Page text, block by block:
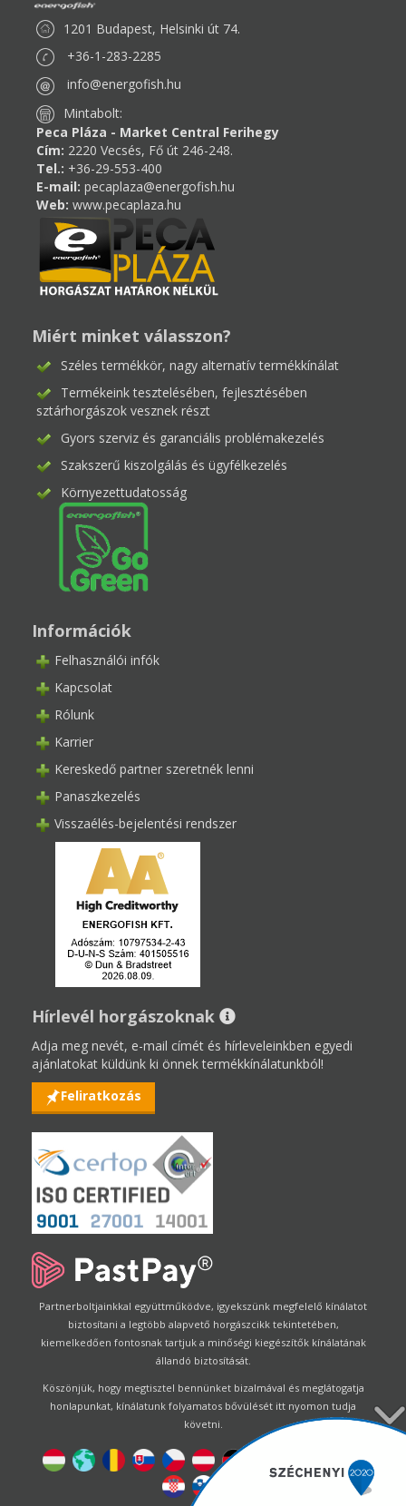
1201 Budapest, Helsinki út 74.
+36-1-283-2285
info@energofish.hu
Mintabolt:
Peca Pláza - Market Central Ferihegy
Cím: 2220 Vecsés, Fő út 246-248.
Tel.: +36-29-553-400
E-mail: pecaplaza@energofish.hu
Web: www.pecaplaza.hu
Miért minket válasszon?
Széles termékkör, nagy alternatív termékkínálat
Termékeink tesztelésében, fejlesztésében
sztárhorgászok vesznek részt
Gyors szerviz és garanciális problémakezelés
Szakszerű kiszolgálás és ügyfélkezelés
Környezettudatosság
Információk
Felhasználói infók
Kapcsolat
Rólunk
Karrier
Kereskedő partner szeretnék lenni
Panaszkezelés
Visszaélés-bejelentési rendszer
Hírlevél horgászoknak
Adja meg nevét, e-mail címét és hírleveleinkben egyedi
ajánlatokat küldünk ki önnek termékkínálatunkból!
Feliratkozás
Partnerboltjainkkal együttműködve, igyekszünk megfelelő kínálatot
biztosítani a legtöbb alapvető horgászcikk tekintetében,
kiemelkedően fontosnak tartjuk a minőségi kiegészítők kínálatának
állandó biztosítását.
Köszönjük, hogy megtisztel bennünket bizalmával és meglátogatja
honlapunkat, kínálatunk folyamatos bővülését itt nyomon tudja
követni.